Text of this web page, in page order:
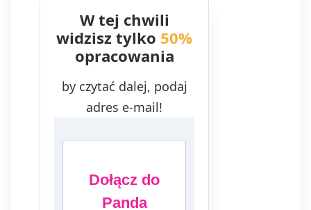
W tej chwili
widzisz tylko 50%
opracowania
by czytać dalej, podaj
adres e-mail!
Dołącz do
Panda